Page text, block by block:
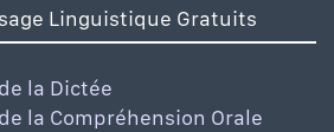
Linguistique Gratuits
la Dictée
la Compréhension Orale